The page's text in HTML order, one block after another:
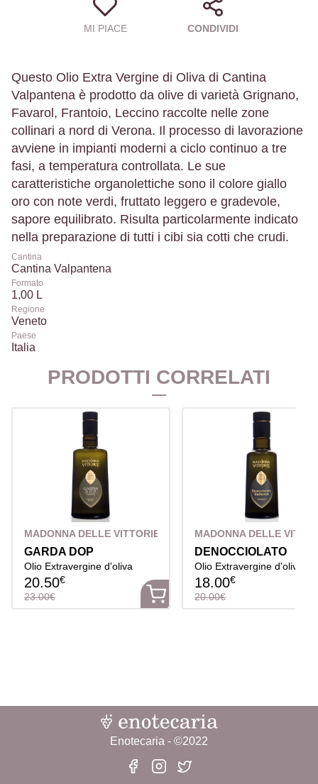
MI PIACE CONDIVIDI
Questo Olio Extra Vergine di Oliva di Cantina
Valpantena è prodotto da olive di varietà Grignano,
Favarol, Frantoio, Leccino raccolte nelle zone
collinari a nord di Verona. Il processo di lavorazione
avviene in impianti moderni a ciclo continuo a tre
fasi, a temperatura controllata. Le sue
caratteristiche organolettiche sono il colore giallo
oro con note verdi, fruttato leggero e gradevole,
sapore equilibrato. Risulta particolarmente indicato
nella preparazione di tutti i cibi sia cotti che crudi.
Cantina
Cantina Valpantena
Formato
1,00 L
Regione
Veneto
Paese
Italia
PRODOTTI CORRELATI
MADONNA DELLE VITTORIE
GARDA DOP
Olio Extravergine d'oliva
20.50€
23.00€
MADONNA DELLE
DENOCCIOLATO
Olio Extravergine d'oliva
18.00€
20.00€
Enotecaria - ©2022